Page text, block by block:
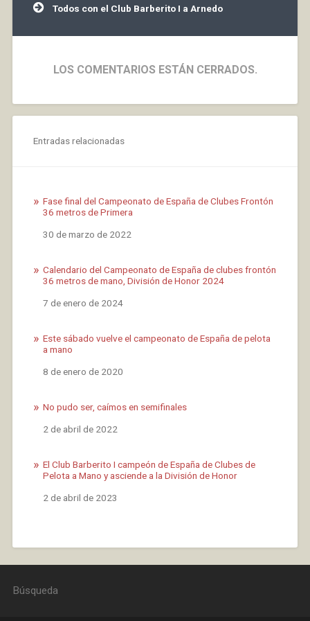
entradasTodos con el Club Barberito I a Arnedo
LOS COMENTARIOS ESTÁN CERRADOS.
Entradas relacionadas
Fase final del Campeonato de España de Clubes Frontón
36 metros de Primera
Fecha
30 de marzo de 2022
Calendario del Campeonato de España de clubes frontón
36 metros de mano, División de Honor 2024
Fecha
7 de enero de 2024
Este sábado vuelve el campeonato de España de pelota
a mano
Fecha
8 de enero de 2020
No pudo ser, caímos en semifinales
Fecha
2 de abril de 2022
El Club Barberito I campeón de España de Clubes de
Pelota a Mano y asciende a la División de Honor
Fecha
2 de abril de 2023
Búsqueda